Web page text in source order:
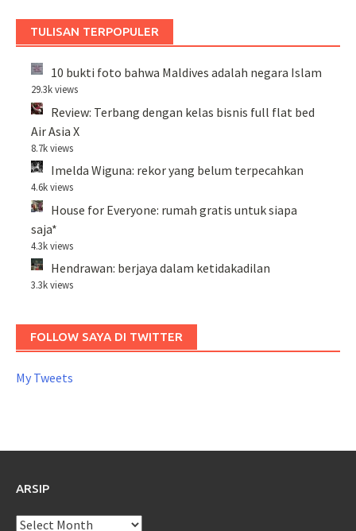
TULISAN TERPOPULER
10 bukti foto bahwa Maldives adalah negara Islam
29.3k views
Review: Terbang dengan kelas bisnis full flat bed
Air Asia X
8.7k views
Imelda Wiguna: rekor yang belum terpecahkan
4.6k views
House for Everyone: rumah gratis untuk siapa
saja*
4.3k views
Hendrawan: berjaya dalam ketidakadilan
3.3k views
FOLLOW SAYA DI TWITTER
My Tweets
ARSIP
Arsip